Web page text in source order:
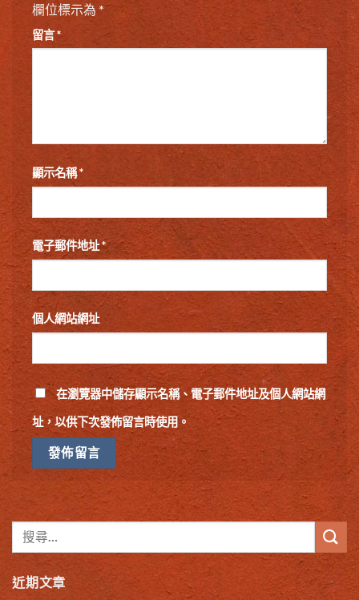
欄位標示為 *
留言*
顯示名稱*
電子郵件地址*
個人網站網址
在瀏覽器中儲存顯示名稱、電子郵件地址及個人網站網
址，以供下次發佈留言時使用。
近期文章